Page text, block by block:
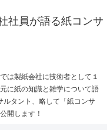
社員が語る紙コンサ
は製紙会社に技術者として１
に紙の知識と雑学について語
ルタント、略して「紙コンサ
開します！